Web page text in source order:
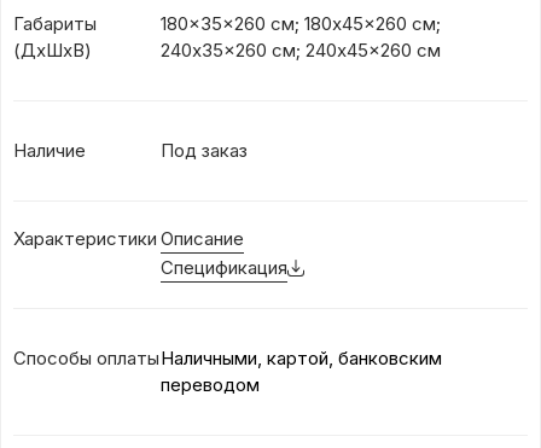
Габариты
(ДхШхВ)
180x35x260 см; 180x45x260 см;
240x35x260 см; 240x45x260 см
Наличие Под заказ
Характеристики Описание
Спецификация
Способы оплатыНаличными, картой, банковским
переводом